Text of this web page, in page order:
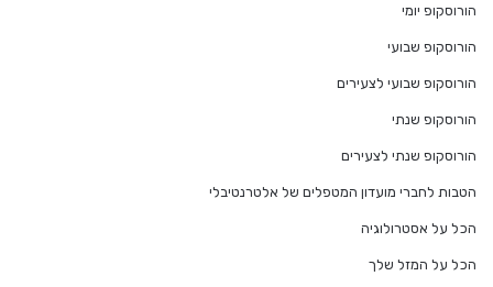
הורוסקופ יומי
הורוסקופ שבועי
הורוסקופ שבועי לצעירים
הורוסקופ שנתי
הורוסקופ שנתי לצעירים
הטבות לחברי מועדון המטפלים של אלטרנטיבלי
הכל על אסטרולוגיה
הכל על המזל שלך